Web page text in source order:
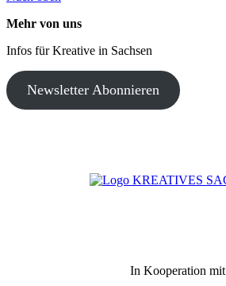
Mehr von uns
Infos für Kreative in Sachsen
Newsletter Abonnieren
In Kooperation mit